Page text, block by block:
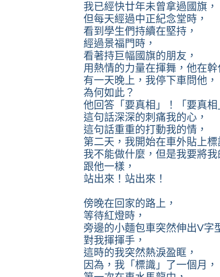
我已經快廿年未曾拿過國旗，
但每天經過中正紀念堂時，
看到學生們持續在堅持，
經過景福門時，
看著持巨幅國旗的朋友，
用熱情的力量在揮舞，他在
有一天晚上，我停下車問他，
為何如此？
他回答「要真相」！「要真相
這句話深深的刺痛我的心，
這句話重重的打動我的情，
第二天，我開始在車外貼上
我不能做什麼，但是我要將
跟他一樣，
站出來！站出來！
傍晚在回家的路上，
等待紅燈時，
旁邊的小麵包車突然伸出V字
對我揮揮手，
這時的我突然熱淚盈眶，
因為，我「標識」了一個月，